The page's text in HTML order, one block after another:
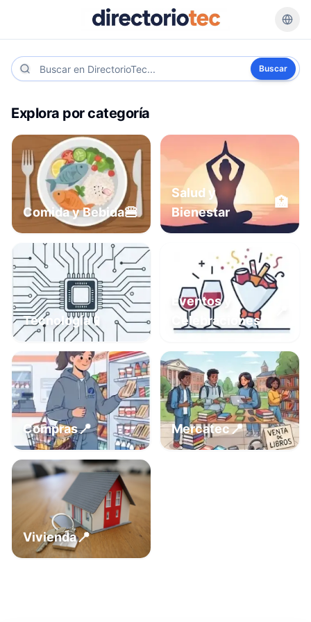
Buscar
Explora por categoría
Comida y Bebida🍔
Salud y
Bienestar
🏥
Tecnología📱
Eventos y
Celebraciones
Compras📍 Mercatec📍
Vivienda📍